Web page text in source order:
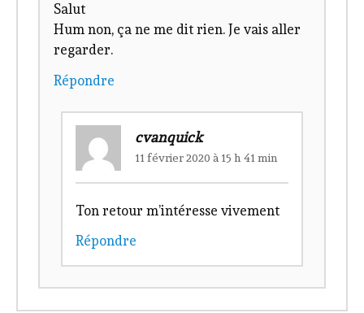
Salut
Hum non, ça ne me dit rien. Je vais aller
regarder.
Répondre
cvanquick
11 février 2020 à 15 h 41 min
Ton retour m’intéresse vivement
Répondre